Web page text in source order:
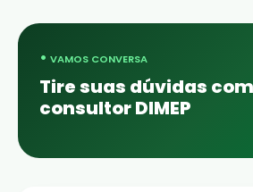
• VAMOS CONVERSA
Tire suas dúvidas
consultor DIMEP